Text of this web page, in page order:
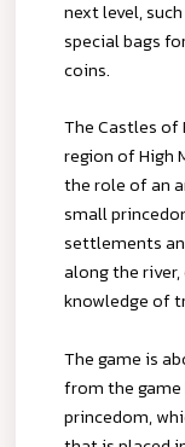
next level,
special bags
coins.
The Castles of
region of High
the role of an
small
settlements
along the
knowledge of
The game is
from the
princedom,